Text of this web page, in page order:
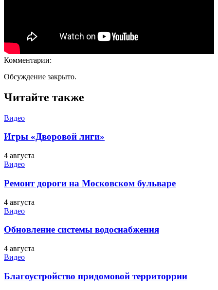
Комментарии:
Обсуждение закрыто.
Читайте также
Видео
Игры «Дворовой лиги»
4 августа
Видео
Ремонт дороги на Московском бульваре
4 августа
Видео
Обновление системы водоснабжения
4 августа
Видео
Благоустройство придомовой территоррии